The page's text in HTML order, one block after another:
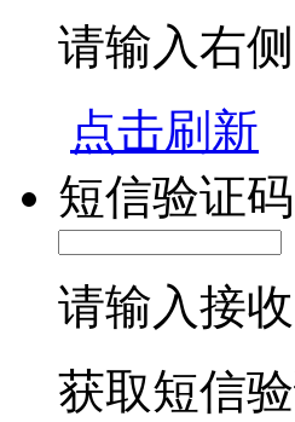
请输入右
点击刷新
短信验证码
请输入接
获取短信